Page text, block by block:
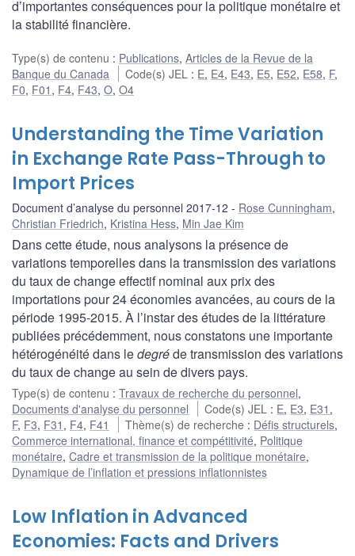
d’importantes conséquences pour la politique monétaire et
la stabilité financière.
Type(s) de contenu : Publications, Articles de la Revue de la
Banque du Canada
Code(s) JEL : E, E4, E43, E5, E52, E58, F,
F0, F01 , F4, F43, O, O4
Understanding the Time Variation
in Exchange Rate Pass-Through to
Import Prices
Document d’analyse du personnel 2017-12 Rose Cunningham,
Christian Friedrich, Kristina Hess, Min Jae Kim
Dans cette étude, nous analysons la présence de
variations temporelles dans la transmission des variations
du taux de change effectif nominal aux prix des
importations pour 24 économies avancées, au cours de la
période 1995-2015. À l’instar des études de la littérature
publiées précédemment, nous constatons une importante
hétérogénéité dans ledegréde transmission des variations
du taux de change au sein de divers pays.
Type(s) de contenu : Travaux de recherche du personnel,
Documents d'analyse du personnel
Code(s) JEL : E, E3, E31 ,
F, F3, F31 , F4, F41 Thème(s) de recherche : Défis structurels,
Commerce international, finance et compétitivité, Politique
monétaire, Cadre et transmission de la politique monétaire,
Dynamique de l’inflation et pressions inflationnistes
Low Inflation in Advanced
Economies: Facts and Drivers